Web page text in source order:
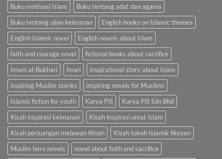
Buku motivasi Islam
Buku tentang adat dan agama
Buku tentang ujian keimanan
English books on Islamic themes
English Islamic novel
English novels about Islam
faith and courage novel
fictional books about sacrifice
Imam al-Bukhari
Iman
inspirational story about Islam
inspiring Muslim stories
inspiring novels for Muslims
Islamic fiction for youth
Karya PiS
Karya PiS Sdn Bhd
Kisah inspirasi keimanan
Kisah inspirasi umat Islam
Kisah perjuangan melawan fitnah
Kisah tokoh Islamik fiksyen
Muslim hero novels
novel about faith and sacrifice